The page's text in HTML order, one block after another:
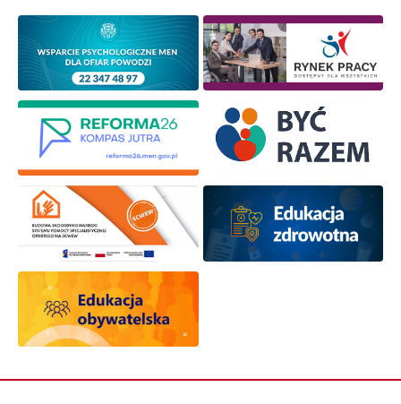
Wyrażam zgodę na przetwarzanie moich danych
osobowych przez ORE w celach marketingowych.
Zapisuję się